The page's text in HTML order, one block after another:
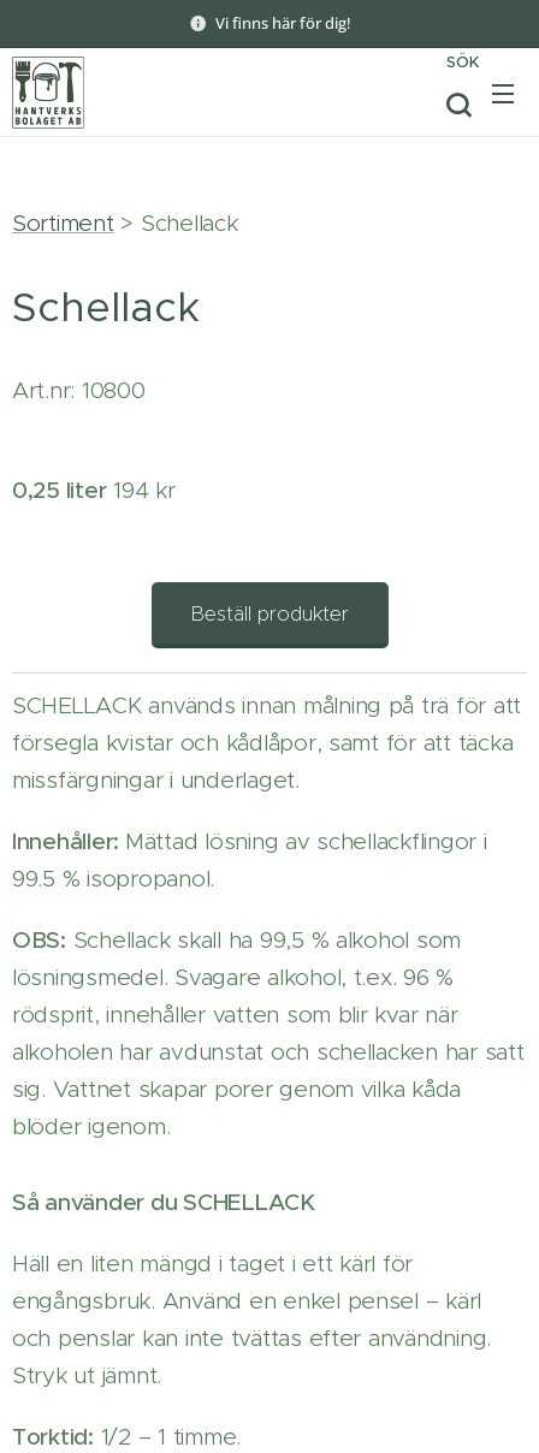
Vi finns här för dig!
SÖK
Sortiment> Schellack
Schellack
Art.nr: 10800
0,25 liter194 kr
Beställ produkter
SCHELLACK används innan målning på trä för att
försegla kvistar och kådlåpor, samt för att täcka
missfärgningar i underlaget.
Innehåller: Mättad lösning av schellackflingor i
99.5 % isopropanol.
OBS: Schellack skall ha 99,5 % alkohol som
lösningsmedel. Svagare alkohol, t.ex. 96 %
rödsprit, innehåller vatten som blir kvar när
alkoholen har avdunstat och schellacken har satt
sig. Vattnet skapar porer genom vilka kåda
blöder igenom.
Så använder du SCHELLACK
Häll en liten mängd i taget i ett kärl för
engångsbruk. Använd en enkel pensel – kärl
och penslar kan inte tvättas efter användning.
Stryk ut jämnt.
Torktid: 1/2 – 1 timme.